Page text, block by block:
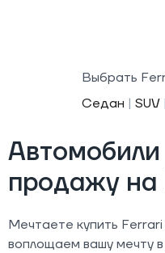
Выбрать
Седан | SUV|
продажу на
Мечтаете купить
воплощаем вашу мечту